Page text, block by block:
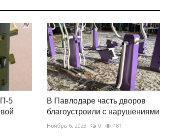
5
В Павлодаре часть дворов
благоустроили с нарушениями
Ноябрь 6, 2023 0 181